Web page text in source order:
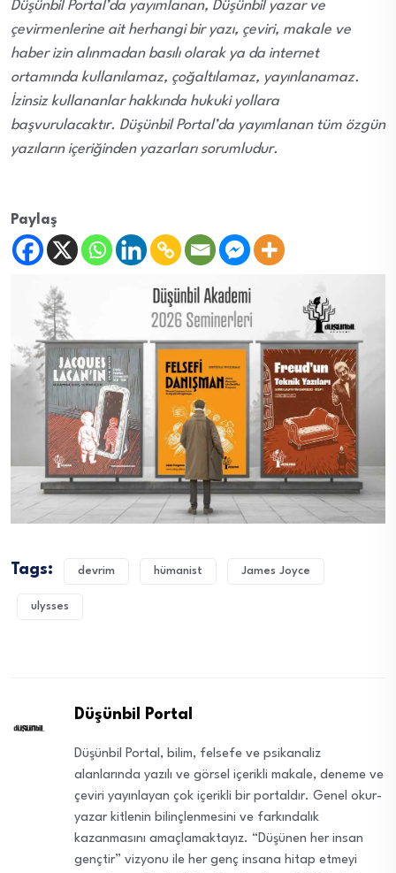
Düşünbil Portal’da yayımlanan, Düşünbil yazar ve
çevirmenlerine ait herhangi bir yazı, çeviri, makale ve
haber izin alınmadan basılı olarak ya da internet
ortamında kullanılamaz, çoğaltılamaz, yayınlanamaz.
İzinsiz kullananlar hakkında hukuki yollara
başvurulacaktır. Düşünbil Portal’da yayımlanan tüm özgün
yazıların içeriğinden yazarları sorumludur.
Paylaş
Tags: devrim hümanist James Joyce
ulysses
Düşünbil Portal
Düşünbil Portal, bilim, felsefe ve psikanaliz
alanlarında yazılı ve görsel içerikli makale, deneme ve
çeviri yayınlayan çok içerikli bir portaldır. Genel okur-
yazar kitlenin bilinçlenmesini ve farkındalık
kazanmasını amaçlamaktayız. “Düşünen her insan
gençtir” vizyonu ile her genç insana hitap etmeyi